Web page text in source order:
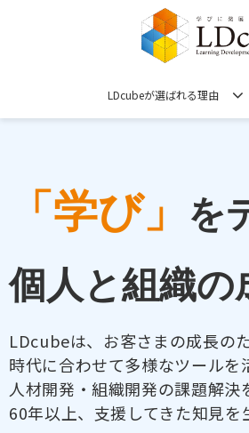
LDcubeが選ばれる理由
「学び」
を
個人と組織の
LDcubeは、お客さまの成長のた
時代に合わせて多様なツールを
人材開発・組織開発の課題解決
60年以上、支援してきた知見を